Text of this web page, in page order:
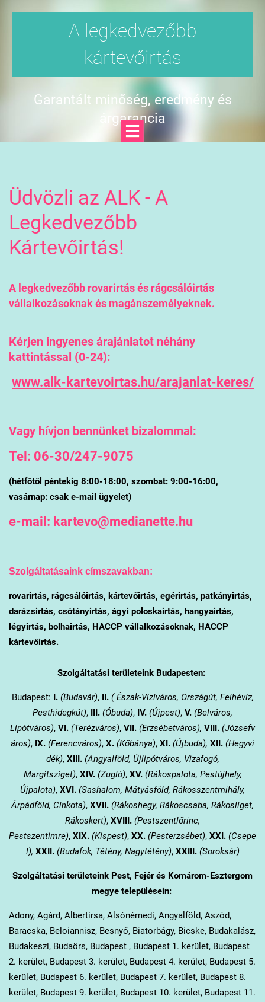
A legkedvezőbb
kártevőirtás
Garantált minőség, eredmény és
árgarancia
Üdvözli az ALK - A
Legkedvezőbb
Kártevőirtás!
A legkedvezőbb rovarirtás és rágcsálóirtás
vállalkozásoknak és magánszemélyeknek.
Kérjen ingyenes árajánlatot néhány
kattintással (0-24):
www.alk-kartevoirtas.hu/arajanlat-keres/
Vagy hívjon bennünket bizalommal:
Tel: 06-30/247-9075
(hétfőtől péntekig 8:00-18:00, szombat: 9:00-16:00,
vasárnap: csak e-mail ügyelet)
e-mail: kartevo@medianette.hu
Szolgáltatásaink címszavakban:
rovarirtás, rágcsálóirtás, kártevőirtás, egérirtás, patkányirtás,
darázsirtás, csótányirtás, ágyi poloskairtás, hangyairtás,
légyirtás, bolhairtás, HACCP vállalkozásoknak, HACCP
kártevőirtás.
Szolgáltatási területeink Budapesten:
Budapest: I. (Budavár), II. ( Észak-Víziváros, Országút, Felhévíz,
Pesthidegkút), III. (Óbuda), IV. (Újpest), V. (Belváros,
Lipótváros), VI. (Terézváros), VII. (Erzsébetváros), VIII. (Józsefv
áros), IX. (Ferencváros), X. (Kőbánya), XI. (Újbuda), XII. (Hegyvi
dék), XIII. (Angyalföld, Újlipótváros, Vizafogó,
Margitsziget), XIV. (Zugló), XV. (Rákospalota, Pestújhely,
Újpalota), XVI. (Sashalom, Mátyásföld, Rákosszentmihály,
Árpádföld, Cinkota), XVII. (Rákoshegy, Rákoscsaba, Rákosliget,
Rákoskert), XVIII. (Pestszentlőrinc,
Pestszentimre), XIX. (Kispest), XX. (Pesterzsébet), XXI. (Csepe
l), XXII. (Budafok, Tétény, Nagytétény), XXIII. (Soroksár)
Szolgáltatási területeink Pest, Fejér és Komárom-Esztergom
megye településein:
Adony, Agárd, Albertirsa, Alsónémedi, Angyalföld, Aszód,
Baracska, Beloiannisz, Besnyő, Biatorbágy, Bicske, Budakalász,
Budakeszi, Budaörs, Budapest , Budapest 1. kerület, Budapest
2. kerület, Budapest 3. kerület, Budapest 4. kerület, Budapest 5.
kerület, Budapest 6. kerület, Budapest 7. kerület, Budapest 8.
kerület, Budapest 9. kerület, Budapest 10. kerület, Budapest 11.